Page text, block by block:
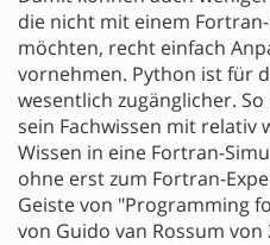
die nicht mit einem
möchten, recht einfach
vornehmen. Python ist für
wesentlich zugänglicher.
sein Fachwissen mit relativ
Wissen in eine Fortran-
ohne erst zum Fortran-
Geiste von "Programming
von Guido van Rossum von